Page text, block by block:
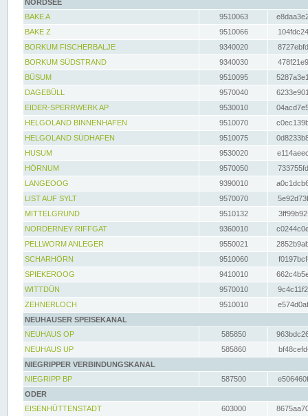
NORDSEE
BAKE A
9510063
BAKE Z
9510066
BORKUM FISCHERBALJE
9340020
BORKUM SÜDSTRAND
9340030
BÜSUM
9510095
DAGEBÜLL
9570040
EIDER-SPERRWERK AP
9530010
HELGOLAND BINNENHAFEN
9510070
HELGOLAND SÜDHAFEN
9510075
HUSUM
9530020
HÖRNUM
9570050
LANGEOOG
9390010
LIST AUF SYLT
9570070
MITTELGRUND
9510132
NORDERNEY RIFFGAT
9360010
PELLWORM ANLEGER
9550021
SCHARHÖRN
9510060
SPIEKEROOG
9410010
WITTDÜN
9570010
ZEHNERLOCH
9510010
NEUHAUSER SPEISEKANAL
NEUHAUS OP
585850
NEUHAUS UP
585860
NIEGRIPPER VERBINDUNGSKANAL
NIEGRIPP BP
587500
ODER
EISENHÜTTENSTADT
603000